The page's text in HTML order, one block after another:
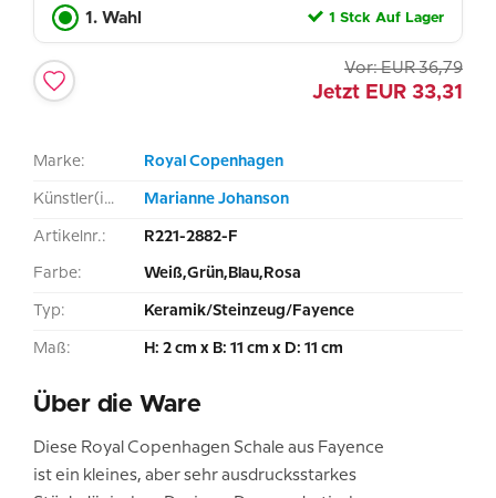
1. Wahl 1 Stck Auf Lager
Vor: EUR 36,79
Jetzt EUR 33,31
Marke: Royal Copenhagen
Künstler(in): Marianne Johanson
Artikelnr.: R221-2882-F
Farbe: Weiß,Grün,Blau,Rosa
Typ: Keramik/Steinzeug/Fayence
Maß: H: 2 cm x B: 11 cm x D: 11 cm
Über die Ware
Diese Royal Copenhagen Schale aus Fayence
ist ein kleines, aber sehr ausdrucksstarkes